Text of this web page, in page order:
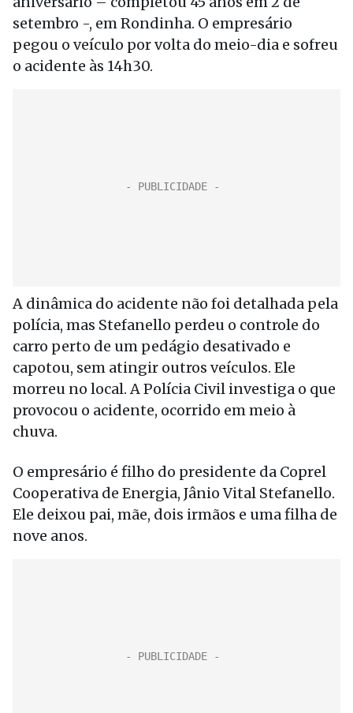
setembro -, em Rondinha. O empresário
pegou o veículo por volta do meio-dia e sofreu
o acidente às 14h30.
A dinâmica do acidente não foi detalhada pela
polícia, mas Stefanello perdeu o controle do
carro perto de um pedágio desativado e
capotou, sem atingir outros veículos. Ele
morreu no local. A Polícia Civil investiga o que
provocou o acidente, ocorrido em meio à
chuva.
O empresário é filho do presidente da Coprel
Cooperativa de Energia, Jânio Vital Stefanello.
Ele deixou pai, mãe, dois irmãos e uma filha de
nove anos.